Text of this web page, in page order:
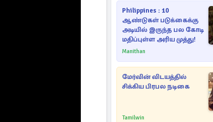
Philippines : 10
ஆண்டுகள் படுக்கைக்கு
அடியில் இருந்த பல கோடி
மதிப்புள்ள அரிய முத்து!
Manithan
மேர்வின் விடயத்தில்
சிக்கிய பிரபல நடிகை
Tamilwin